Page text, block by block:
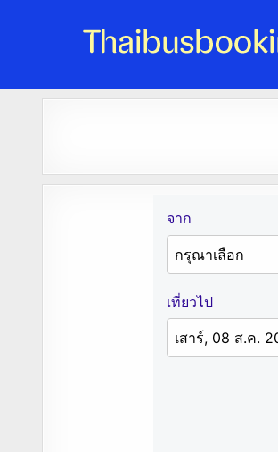
จองตั๋วรถออนไลน์ 24 ชั่ว